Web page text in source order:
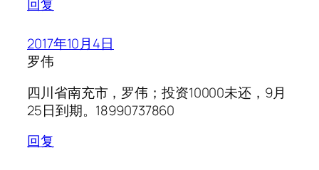
回复
2017年10月4日
罗伟
四川省南充市，罗伟；投资10000未还，9月
25日到期。18990737860
回复